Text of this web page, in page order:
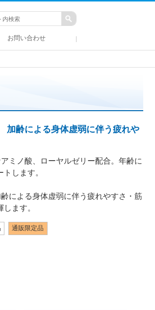
お問い合わせ
齢による身体虚弱に伴う疲れや
ミノ酸、ローヤルゼリー配合。年齢に
します。
による身体虚弱に伴う疲れやすさ・筋
ます。
通販限定品